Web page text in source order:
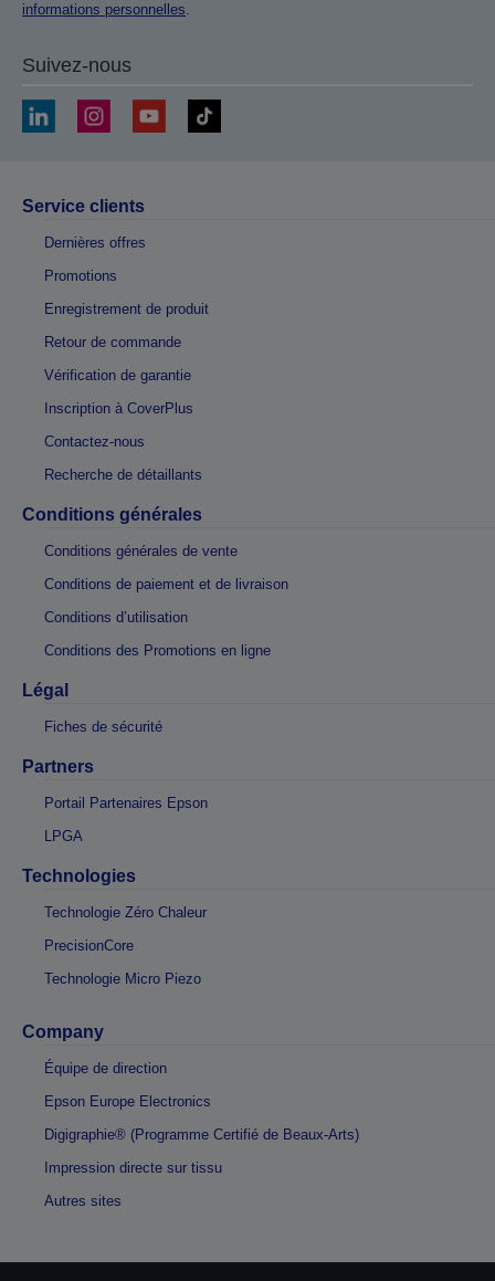
informations personnelles.
Suivez-nous
Service clients
Dernières offres
Promotions
Enregistrement de produit
Retour de commande
Vérification de garantie
Inscription à CoverPlus
Contactez-nous
Recherche de détaillants
Conditions générales
Conditions générales de vente
Conditions de paiement et de livraison
Conditions d’utilisation
Conditions des Promotions en ligne
Légal
Fiches de sécurité
Partners
Portail Partenaires Epson
LPGA
Technologies
Technologie Zéro Chaleur
PrecisionCore
Technologie Micro Piezo
Company
Équipe de direction
Epson Europe Electronics
Digigraphie® (Programme Certifié de Beaux-Arts)
Impression directe sur tissu
Autres sites